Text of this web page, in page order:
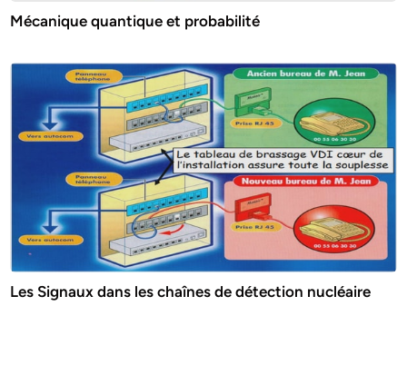
Mécanique quantique et probabilité
Les Signaux dans les chaînes de détection nucléaire